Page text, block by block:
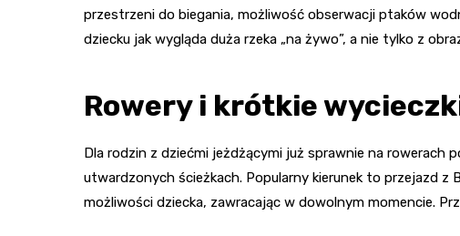
przestrzeni do biegania, możliwość obserwacji ptaków
dziecku jak wygląda duża rzeka „na żywo”, a nie tylko z
Rowery i krótkie
Dla rodzin z dziećmi jeżdżącymi już sprawnie na rowerach
utwardzonych ścieżkach. Popularny kierunek to przejazd
możliwości dziecka, zawracając w dowolnym momencie.